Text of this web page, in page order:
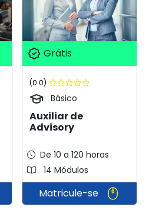
Grátis
(0.0)
Básico
Auxiliar de
Advisory
De 10 a 120 horas
14 Módulos
Matricule-se